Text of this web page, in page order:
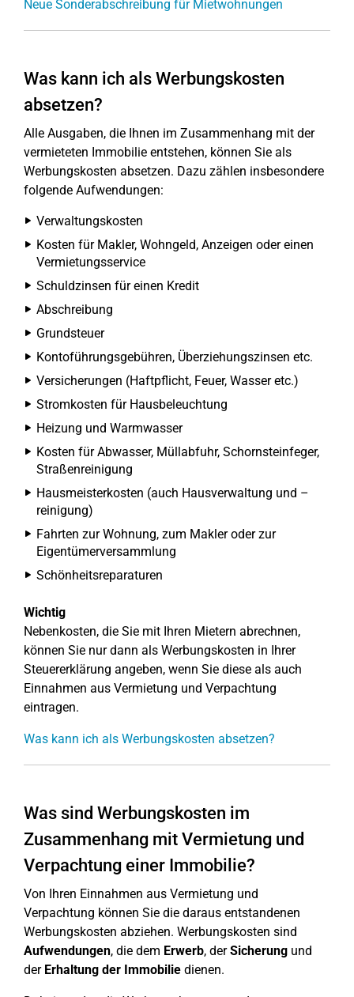
Neue Sonderabschreibung für Mietwohnungen
Was kann ich als Werbungskosten
absetzen?
Alle Ausgaben, die Ihnen im Zusammenhang mit der
vermieteten Immobilie entstehen, können Sie als
Werbungskosten absetzen. Dazu zählen insbesondere
folgende Aufwendungen:
Verwaltungskosten
Kosten für Makler, Wohngeld, Anzeigen oder einen
Vermietungsservice
Schuldzinsen für einen Kredit
Abschreibung
Grundsteuer
Kontoführungsgebühren, Überziehungszinsen etc.
Versicherungen (Haftpflicht, Feuer, Wasser etc.)
Stromkosten für Hausbeleuchtung
Heizung und Warmwasser
Kosten für Abwasser, Müllabfuhr, Schornsteinfeger,
Straßenreinigung
Hausmeisterkosten (auch Hausverwaltung und –
reinigung)
Fahrten zur Wohnung, zum Makler oder zur
Eigentümerversammlung
Schönheitsreparaturen
Wichtig
Nebenkosten, die Sie mit Ihren Mietern abrechnen,
können Sie nur dann als Werbungskosten in Ihrer
Steuererklärung angeben, wenn Sie diese als auch
Einnahmen aus Vermietung und Verpachtung
eintragen.
Was kann ich als Werbungskosten absetzen?
Was sind Werbungskosten im
Zusammenhang mit Vermietung und
Verpachtung einer Immobilie?
Von Ihren Einnahmen aus Vermietung und
Verpachtung können Sie die daraus entstandenen
Werbungskosten abziehen. Werbungskosten sind
Aufwendungen, die dem Erwerb, derSicherung und
der Erhaltung der Immobilie dienen.